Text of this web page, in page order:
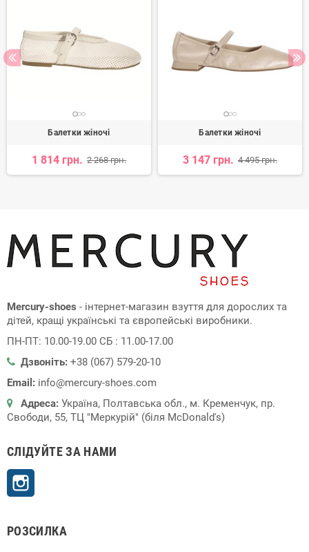
Балетки жіночі
1 814 грн. 2 268 грн.
Балетки жіночі
3 147 грн. 4 495 грн.
Mercury-shoes - інтернет-магазин взуття для дорослих та
дітей, кращі українські та європейські виробники.
ПН-ПТ: 10.00-19.00 СБ : 11.00-17.00
Дзвоніть: +38 (067) 579-20-10
Email: info@mercury-shoes.com
Адреса: Україна, Полтавська обл., м. Кременчук, пр.
Свободи, 55, ТЦ "Меркурій" (біля McDonald's)
СЛІДУЙТЕ ЗА НАМИ
РОЗСИЛКА